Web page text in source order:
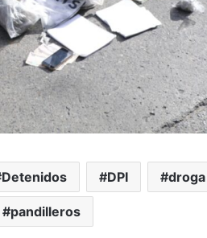
Detenidos DPI droga
pandilleros